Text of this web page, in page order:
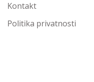
Kontakt
Politika privatnosti